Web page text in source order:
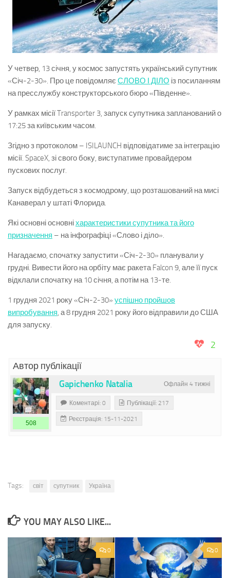
У четвер, 13 січня, у космос запустять український супутник
«Січ-2-30». Про це повідомляє СЛОВО І ДІЛО із посиланням
на пресслужбу конструкторського бюро «Південне».
У рамках місії Transporter 3, запуск супутника запланований о
17:25 за київським часом.
Згідно з протоколом – ISILAUNCH відповідатиме за інтеграцію
місії. SpaceX, зі свого боку, виступатиме провайдером
пускових послуг.
Запуск відбудеться з космодрому, що розташований на мисі
Канаверал у штаті Флорида.
Які основні основніхарактеристики супутника та його
призначення – на інфографіці «Слово і діло».
Нагадаємо, спочатку запустити «Січ-2-30» планували у
грудні. Вивести його на орбіту має ракета Falcon 9, але її пуск
відклали спочатку на 10 січня, а потім на 13-те.
1 грудня 2021 року «Січ-2-30» успішно пройшов
випробування, а 8 грудня 2021 року його відправили до США
для запуску.
2
Автор публікації
Офлайн 4 тижні
Gapichenko Natalia
508
Коментарі: 0 Публікації: 217
Реєстрація: 15-11-2021
Tags: світ супутник Україна
YOU MAY ALSO LIKE...
0 0